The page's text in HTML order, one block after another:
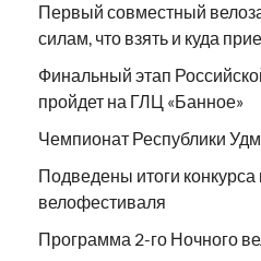
Первый совместный
силам, что взять и куда
Финальный этап
пройдет на ГЛЦ «Банное»
Чемпионат Республики
Подведены итоги
велофестиваля
Программа 2-го Ночного